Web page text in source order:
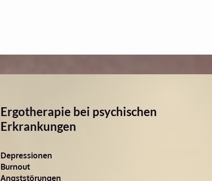
Ergotherapie bei psychischen
Erkrankungen
Depressionen
Burnout
Angststörungen